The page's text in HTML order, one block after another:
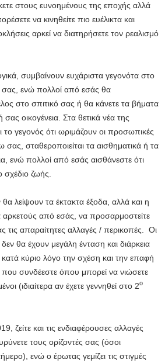
στους ευνοημένους της εποχής αλλά
να κινηθείτε πιο ευέλικτα και
αρκεί να διατηρήσετε τον ρεαλισμό
συμβαίνουν ευχάριστα γεγονότα στο
σας, ενώ πολλοί από εσάς θα
στο σπιτικό σας ή θα κάνετε τα βήματα
σας οικογένεια. Στα θετικά νέα της
το γεγονός ότι ωριμάζουν οι προσωπικές
σας, σταθεροποιείται τα αισθηματικά ή τα
ενώ πολλοί από εσάς αισθάνεστε ότι
ζωής.
λείψουν τα έκτακτα έξοδα, αλλά και η
αρκετούς από εσάς, να προσαρμοστείτε
τις απαραίτητες αλλαγές / περικοπές. Οι
θα έχουν μεγάλη ένταση και διάρκεια
κύριο λόγο την σχέση και την επαφή
συνδέεστε όπου μπορεί να νιώσετε
(ιδιαίτερα αν έχετε γεννηθεί στο 2ο
ζείτε και τις ενδιαφέρουσες αλλαγές
τους ορίζοντές σας (όσοι
ενώ ο έρωτας γεμίζει τις στιγμές